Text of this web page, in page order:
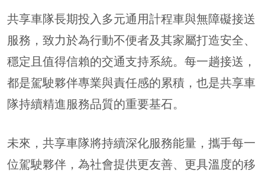
共享車隊長期投入多元通用計程車與無障礙接送
服務，致力於為行動不便者及其家屬打造安全、
穩定且值得信賴的交通支持系統。每一趟接送，
都是駕駛夥伴專業與責任感的累積，也是共享車
隊持續精進服務品質的重要基石。
未來，共享車隊將持續深化服務能量，攜手每一
位駕駛夥伴，為社會提供更友善、更具溫度的移